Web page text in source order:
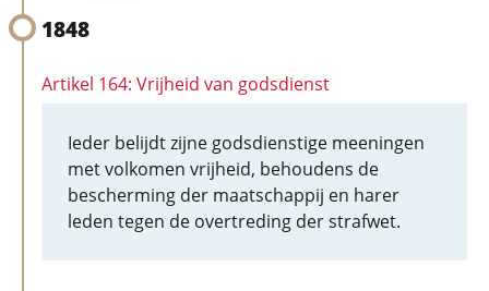
1848
Artikel 164: Vrijheid van godsdienst
Ieder belijdt zijne godsdienstige meeningen
met volkomen vrijheid, behoudens de
bescherming der maatschappij en harer
leden tegen de overtreding der strafwet.